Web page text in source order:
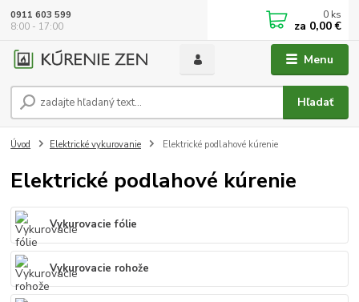
Menu
Hľadať
0911 603 599
8:00 - 17:00
0 ks
za 0,00 €
Úvod Elektrické vykurovanie Elektrické podlahové kúrenie
Elektrické podlahové kúrenie
Vykurovacie fólie
Vykurovacie rohože